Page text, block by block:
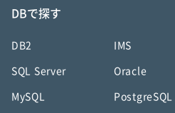
DBで探す
DB2 IMS
SQL Server Oracle
MySQL PostgreSQL